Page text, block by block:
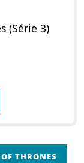
(Série 3)
THRONES